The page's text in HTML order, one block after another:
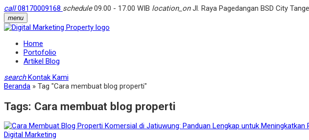
call08170009168 schedule09.00 - 17.00 WIB location_onJl. Raya Pagedangan BSD City
menu
Home
Portofolio
Artikel Blog
search Kontak Kami
Beranda » Tag "Cara membuat blog properti"
Tags: Cara membuat blog properti
Digital Marketing